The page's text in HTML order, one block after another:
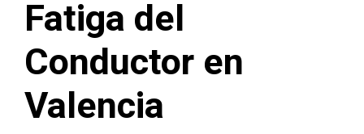
Fatiga del
Conductor en
Valencia